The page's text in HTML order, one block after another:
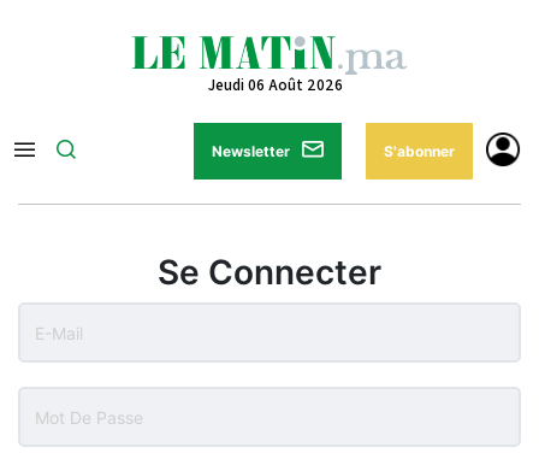
Jeudi 06 Août 2026
Newsletter S'abonner
Se Connecter